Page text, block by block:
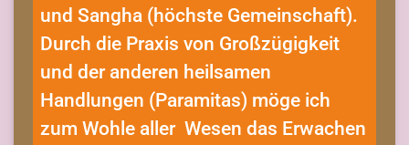
und Sangha (höchste Gemeinschaft).
Durch die Praxis von Großzügigkeit
und der anderen heilsamen
Handlungen (Paramitas) möge ich
zum Wohle aller Wesen das Erwachen